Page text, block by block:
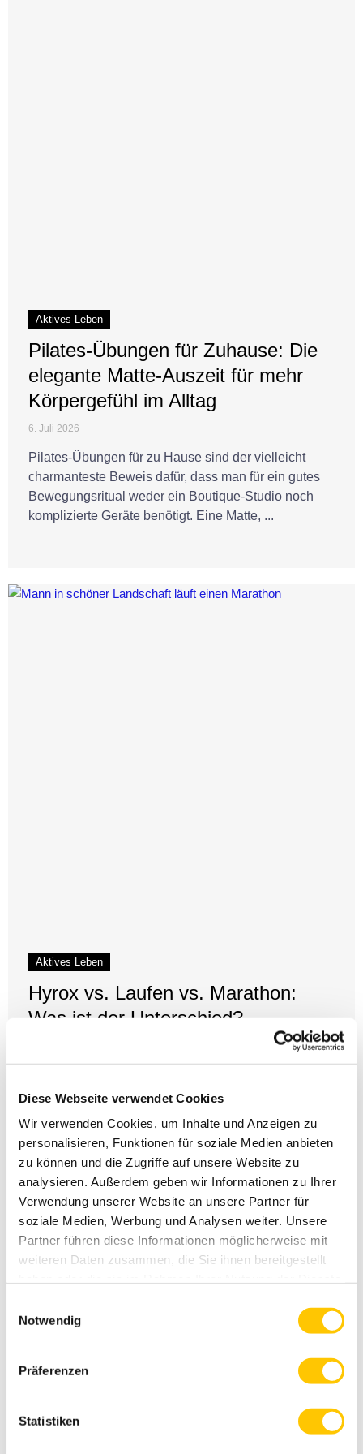
Diese Webseite verwendet Cookies
Wir verwenden Cookies, um Inhalte und Anzeigen zu
personalisieren, Funktionen für soziale Medien anbieten
zu können und die Zugriffe auf unsere Website zu
analysieren. Außerdem geben wir Informationen zu Ihrer
Verwendung unserer Website an unsere Partner für
soziale Medien, Werbung und Analysen weiter. Unsere
Partner führen diese Informationen möglicherweise mit
weiteren Daten zusammen, die Sie ihnen bereitgestellt
Notwendig
Präferenzen
Statistiken
Aktives Leben
Pilates-Übungen für Zuhause: Die
elegante Matte-Auszeit für mehr
Körpergefühl im Alltag
6. Juli 2026
Pilates-Übungen für zu Hause sind der vielleicht
charmanteste Beweis dafür, dass man für ein gutes
Bewegungsritual weder ein Boutique-Studio noch
komplizierte Geräte benötigt. Eine Matte, ...
Aktives Leben
Hyrox vs. Laufen vs. Marathon:
Was ist der Unterschied?
Moment nach einer sportlichen Grundsatzfrage: Will
einfach dieses wunderbare Gefühl, nach ...